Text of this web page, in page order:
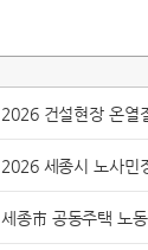
2026 건설현장 온열
2026 세종시 노사민
세종市 공동주택 노